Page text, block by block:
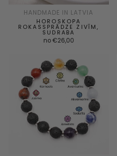
HANDMADE IN LATVIA
HOROSKOPA
ROKASSPRĀDZE ZIVĪM,
SUDRABA
no €26,00